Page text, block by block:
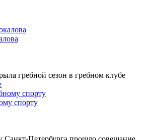
гребной сезон в гребном клубе
спорту